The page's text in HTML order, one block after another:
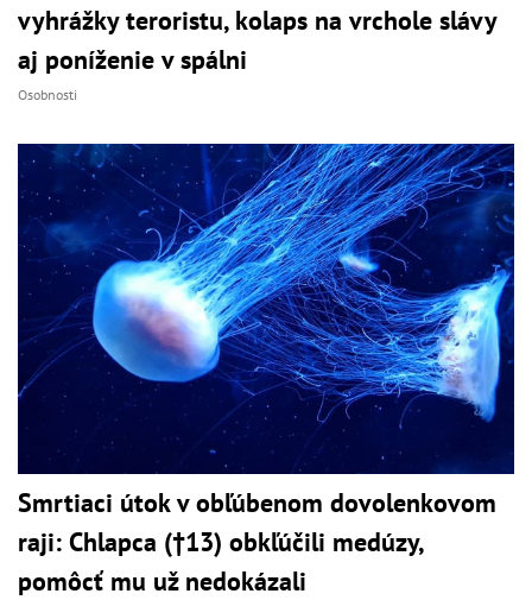
vyhrážky teroristu, kolaps na vrchole slávy
aj poníženie v spálni
Osobnosti
Smrtiaci útok v obľúbenom dovolenkovom
raji: Chlapca (†13) obkľúčili medúzy,
pomôcť mu už nedokázali